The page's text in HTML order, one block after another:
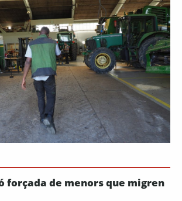
forçada de menors que migren